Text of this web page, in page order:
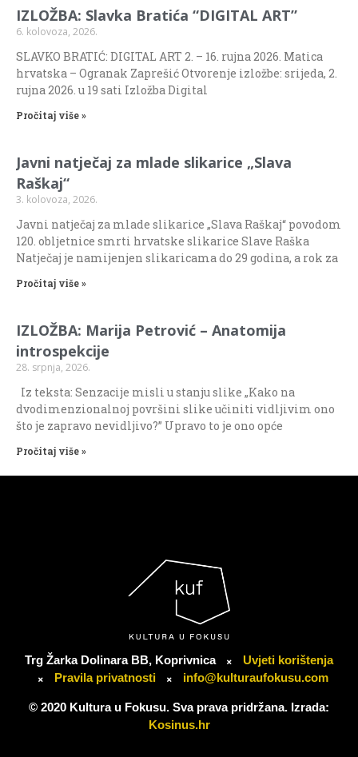
IZLOŽBA: Slavka Bratića “DIGITAL ART”
6. kolovoza, 2026.
SLAVKO BRATIĆ: DIGITAL ART 2. – 16. rujna 2026. Matica
hrvatska – Ogranak Zaprešić Otvorenje izložbe: srijeda, 2.
rujna 2026. u 19 sati Izložba Digital
Pročitaj više »
Javni natječaj za mlade slikarice „Slava
Raškaj“
3. kolovoza, 2026.
Javni natječaj za mlade slikarice „Slava Raškaj“ povodom
120. obljetnice smrti hrvatske slikarice Slave Raška
Natječaj je namijenjen slikaricama do 29 godina, a rok za
Pročitaj više »
IZLOŽBA: Marija Petrović – Anatomija
introspekcije
28. srpnja, 2026.
Iz teksta: Senzacije misli u stanju slike „Kako na
dvodimenzionalnoj površini slike učiniti vidljivim ono
što je zapravo nevidljivo?” Upravo to je ono opće
Pročitaj više »
Trg Žarka Dolinara BB, Koprivnica
Uvjeti korištenja
Pravila privatnosti
info@kulturaufokusu.com
© 2020 Kultura u Fokusu. Sva prava pridržana. Izrada:
Kosinus.hr